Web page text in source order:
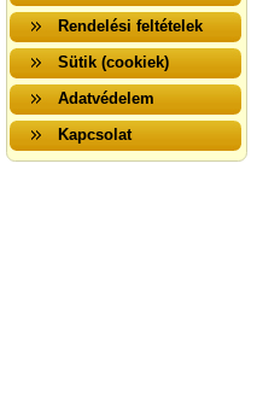
Rendelési feltételek
Sütik (cookiek)
Adatvédelem
Kapcsolat